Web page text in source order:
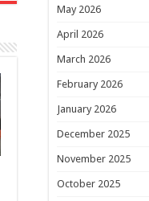
May 2026
April 2026
March 2026
February 2026
January 2026
December 2025
November 2025
October 2025